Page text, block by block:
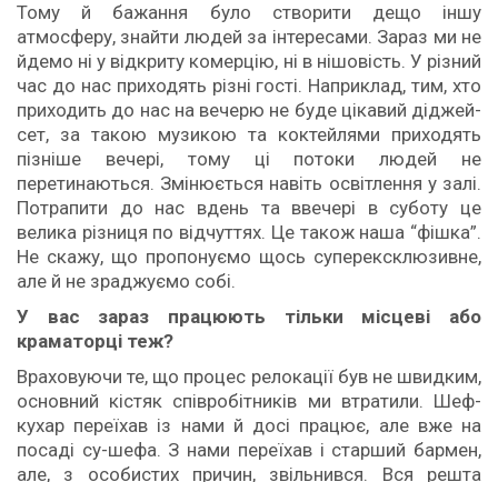
Тому й бажання було створити дещо іншу
атмосферу, знайти людей за інтересами. Зараз ми не
йдемо ні у відкриту комерцію, ні в нішовість. У різний
час до нас приходять різні гості. Наприклад, тим, хто
приходить до нас на вечерю не буде цікавий діджей-
сет, за такою музикою та коктейлями приходять
пізніше вечері, тому ці потоки людей не
перетинаються. Змінюється навіть освітлення у залі.
Потрапити до нас вдень та ввечері в суботу це
велика різниця по відчуттях. Це також наша “фішка”.
Не скажу, що пропонуємо щось суперексклюзивне,
але й не зраджуємо собі.
У вас зараз працюють тільки місцеві або
краматорці теж?
Враховуючи те, що процес релокації був не швидким,
основний кістяк співробітників ми втратили. Шеф-
кухар переїхав із нами й досі працює, але вже на
посаді су-шефа. З нами переїхав і старший бармен,
але, з особистих причин, звільнився. Вся решта